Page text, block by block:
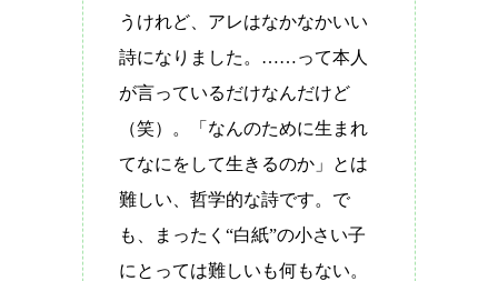
うけれど、アレはなかなかいい
詩になりました。……って本人
が言っているだけなんだけど
（笑）。「なんのために生まれ
てなにをして生きるのか」とは
難しい、哲学的な詩です。で
も、まったく “白紙”の小さい子
にとっては難しいも何もない。